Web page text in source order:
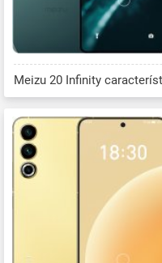
Meizu 20 Infinity